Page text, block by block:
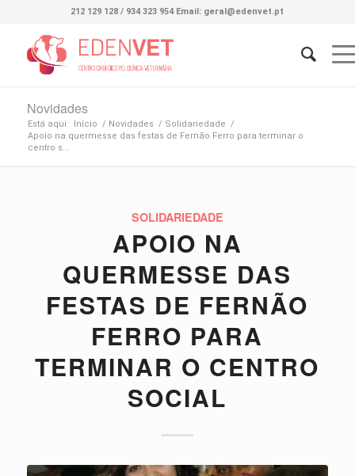
212 129 128 / 934 323 954 Email: geral@edenvet.pt
Novidades
Está aqui: Início / Novidades / Solidariedade /
Apoio na quermesse das festas de Fernão Ferro para terminar o
centro s...
SOLIDARIEDADE
APOIO NA
QUERMESSE DAS
FESTAS DE FERNÃO
FERRO PARA
TERMINAR O CENTRO
SOCIAL